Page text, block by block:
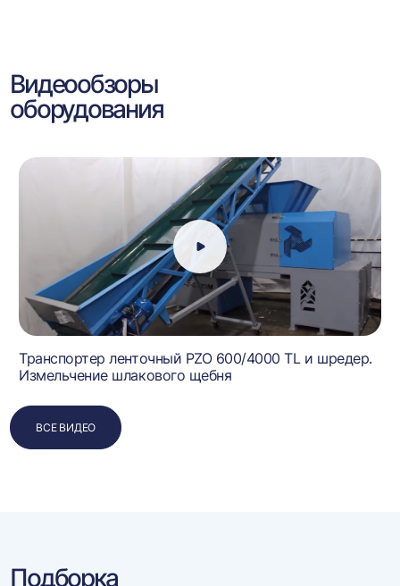
Видеообзоры
оборудования
Транспортер ленточный PZO 600/4000 TL и шредер.
Измельчение шлакового щебня
ВСЕ ВИДЕО
Подборка